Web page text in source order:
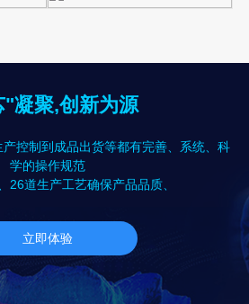
"凝聚,创新为源
控制到成品出货等都有完善、系统、科
学的操作规范
26道生产工艺确保产品品质、
立即体验